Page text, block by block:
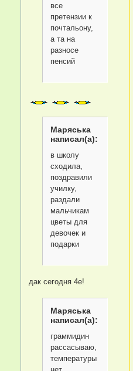
все
претензии к
почтальону,
а та на
разносе
пенсий
Маряська
написал(а):
в школу
сходила,
поздравили
училку,
раздали
мальчикам
цветы для
девочек и
подарки
дак сегодня 4е!
Маряська
написал(а):
граммидин
рассасываю,
температуры